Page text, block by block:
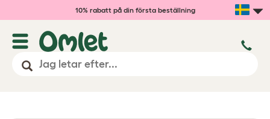
10% rabatt på din första beställning